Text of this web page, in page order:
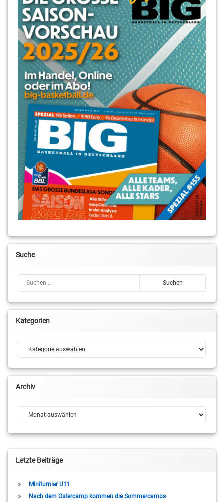
Suche
Kategorien
Kategorien
Archiv
Archiv
Letzte Beiträge
Miniturnier U11
Nach dem Ostercamp kommen die Sommercamps